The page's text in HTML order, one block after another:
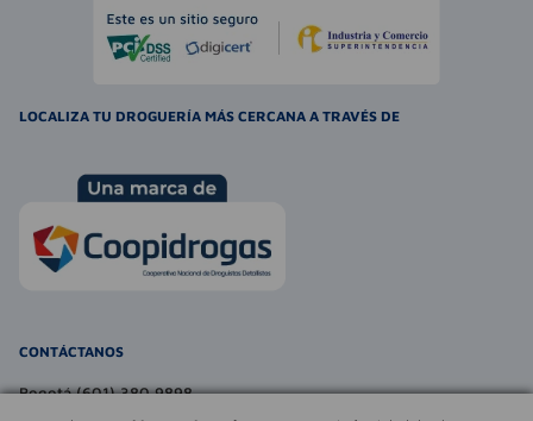
LOCALIZA TU DROGUERÍA MÁS CERCANA A TRAVÉS DE
CONTÁCTANOS
Bogotá (601) 380 9898